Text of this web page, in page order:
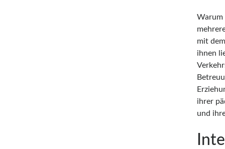
Warum
mit
ihnen
ihrer
und